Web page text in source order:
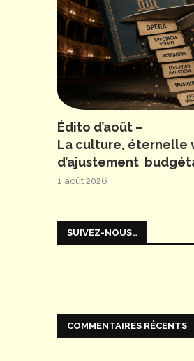
Édito d’août –
La culture, éternelle
d’ajustement
1 août 2026
SUIVEZ-NOUS…
COMMENTAIRES RÉCENTS